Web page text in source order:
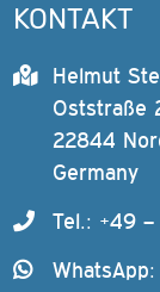
KONTAKT
Helmut
Oststraße
22844
Germany
Tel.: +49